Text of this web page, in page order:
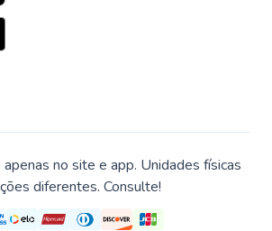
no site e app. Unidades físicas
diferentes. Consulte!